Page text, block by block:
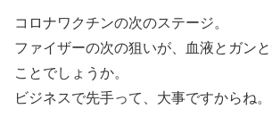
コロナワクチンの次のステージ。
ファイザーの次の狙いが、血液とガン
ことでしょうか。
ビジネスで先手って、大事ですからね。